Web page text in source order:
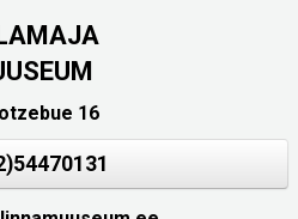
16